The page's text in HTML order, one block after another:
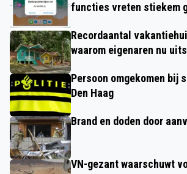
functies vreten stiekem
Recordaantal
waarom eigenaren nu
Persoon omgekomen bij
Den Haag
Brand en doden door
VN-gezant waarschuwt